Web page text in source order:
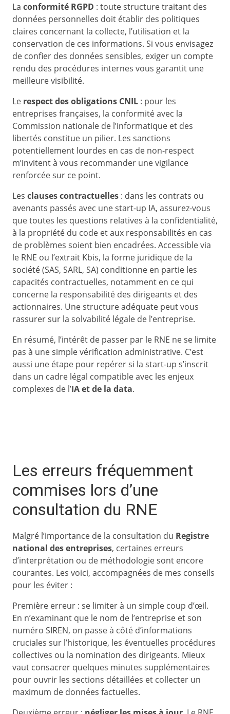
La conformité RGPD : toute structure traitant des
données personnelles doit établir des politiques
claires concernant la collecte, l’utilisation et la
conservation de ces informations. Si vous envisagez
de confier des données sensibles, exiger un compte
rendu des procédures internes vous garantit une
meilleure visibilité.
Le respect des obligations CNIL : pour les
entreprises françaises, la conformité avec la
Commission nationale de l’informatique et des
libertés constitue un pilier. Les sanctions
potentiellement lourdes en cas de non-respect
m’invitent à vous recommander une vigilance
renforcée sur ce point.
Les clauses contractuelles : dans les contrats ou
avenants passés avec une start-up IA, assurez-vous
que toutes les questions relatives à la confidentialité,
à la propriété du code et aux responsabilités en cas
de problèmes soient bien encadrées. Accessible via
le RNE ou l’extrait Kbis, la forme juridique de la
société (SAS, SARL, SA) conditionne en partie les
capacités contractuelles, notamment en ce qui
concerne la responsabilité des dirigeants et des
actionnaires. Une structure adéquate peut vous
rassurer sur la solvabilité légale de l’entreprise.
En résumé, l’intérêt de passer par le RNE ne se limite
pas à une simple vérification administrative. C’est
aussi une étape pour repérer si la start-up s’inscrit
dans un cadre légal compatible avec les enjeux
complexes de l’IA et de la data.
Les erreurs fréquemment
commises lors d’une
consultation du RNE
Malgré l’importance de la consultation du Registre
national des entreprises, certaines erreurs
d’interprétation ou de méthodologie sont encore
courantes. Les voici, accompagnées de mes conseils
pour les éviter :
Première erreur : se limiter à un simple coup d’œil.
En n’examinant que le nom de l’entreprise et son
numéro SIREN, on passe à côté d’informations
cruciales sur l’historique, les éventuelles procédures
collectives ou la nomination des dirigeants. Mieux
vaut consacrer quelques minutes supplémentaires
pour ouvrir les sections détaillées et collecter un
maximum de données factuelles.